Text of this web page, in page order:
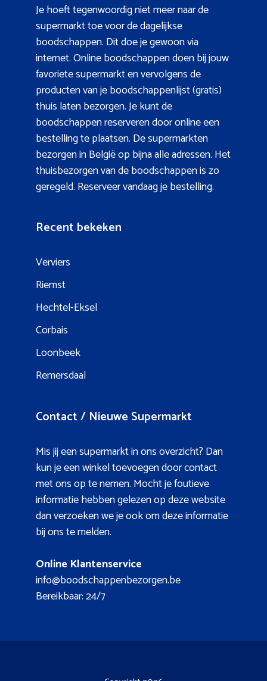
Je hoeft tegenwoordig niet meer naar de
supermarkt toe voor de dagelijkse
boodschappen. Dit doe je gewoon via
internet. Online boodschappen doen bij jouw
favoriete supermarkt en vervolgens de
producten van je boodschappenlijst (gratis)
thuis laten bezorgen. Je kunt de
boodschappen reserveren door online een
bestelling te plaatsen. De supermarkten
bezorgen in België op bijna alle adressen. Het
thuisbezorgen van de boodschappen is zo
geregeld. Reserveer vandaag je bestelling.
Recent bekeken
Verviers
Riemst
Hechtel-Eksel
Corbais
Loonbeek
Remersdaal
Contact / Nieuwe Supermarkt
Mis jij een supermarkt in ons overzicht? Dan
kun je een winkel toevoegen door contact
met ons op te nemen. Mocht je foutieve
informatie hebben gelezen op deze website
dan verzoeken we je ook om deze informatie
bij ons te melden.
Online Klantenservice
info@boodschappenbezorgen.be
Bereikbaar: 24/7